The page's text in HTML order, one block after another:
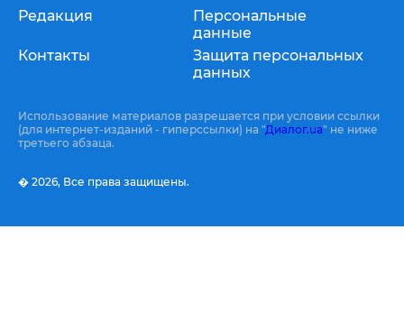
Редакция
Контакты
Персональные
данные
Защита персональных
данных
Использование материалов разрешается при условии ссылки
(для интернет-изданий - гиперссылки) на "Диалог.ua" не ниже
третьего абзаца.
� 2026, Все права защищены.